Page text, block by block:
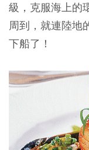
級，克服海上的
周到，就連陸地
下船了！